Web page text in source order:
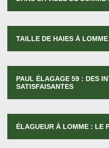
TAILLE DE HAIES À LOMME
PAUL ÉLAGAGE 59 : DES
SATISFAISANTES
ÉLAGUEUR À LOMME : LE